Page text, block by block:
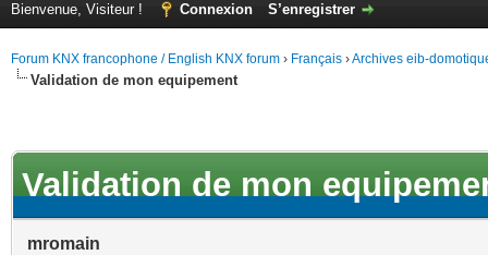
Bienvenue, Visiteur ! Connexion S’enregistrer
Forum KNX francophone / English KNX forum › Français ›Archives eib-
Validation de mon equipement
Validation de mon
mromain